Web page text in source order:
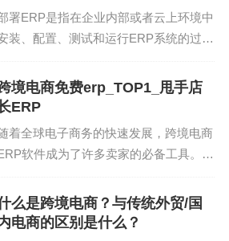
量订单后，陈宇恒对未来的发展
新梳理产品开发和面世的流程，
的年轻化运营团队，为进行下一
持。
二三线城市延伸。165个跨境电
动作用明显，实现31个省区市
署ERP是指在企业内部或者云上环境中
装、配置、测试和运行ERP系统的过
体情况，选择合适的部署方式，包括本
地部署和云部署。 本地部署是指将ERP
境电商免费erp_TOP1_甩手店
ERP
着全球电子商务的快速发展，跨境电商
软件成为了许多卖家的必备工具。跨
理全球业务，包括产品、订单、采购、仓
、财务统计等核心模块。本文将介绍跨
么是跨境电商？与传统外贸/国
电商的区别是什么？